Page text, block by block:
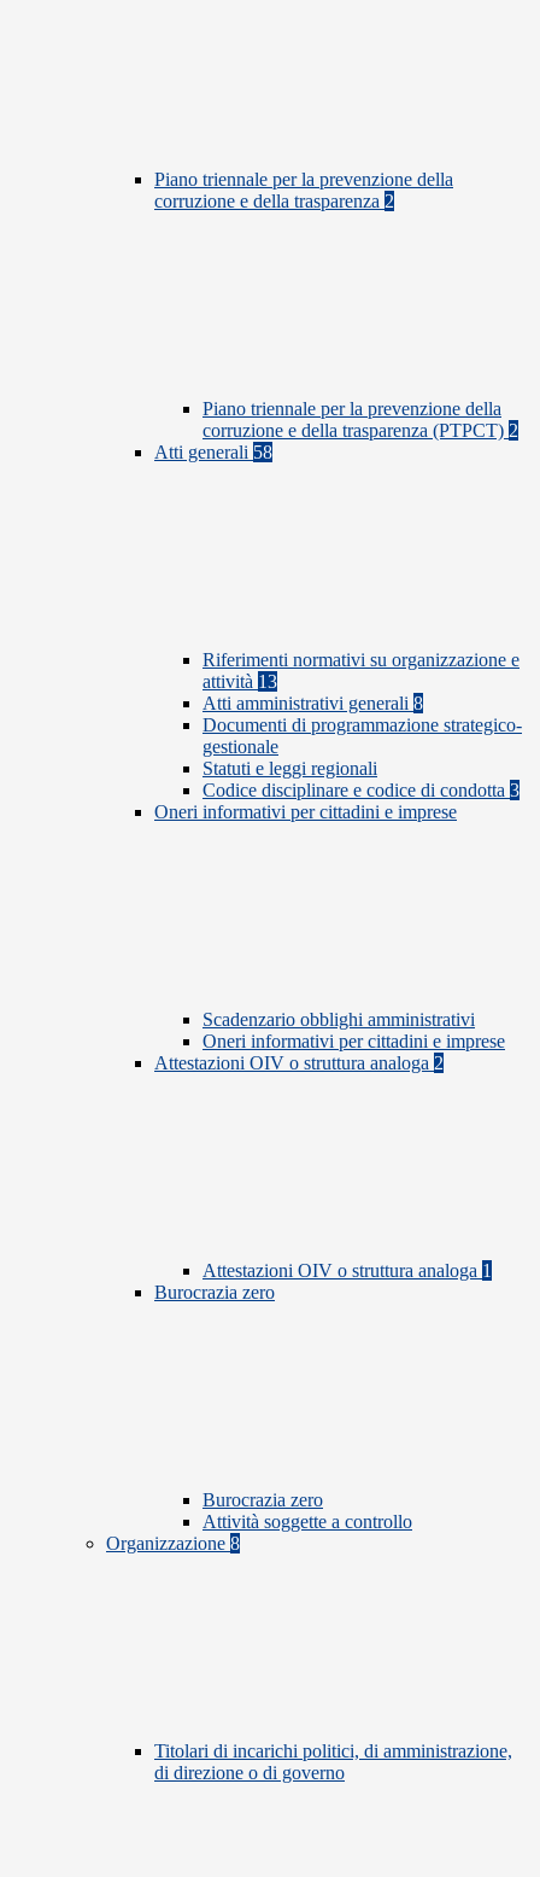
Piano triennale per la prevenzione della
corruzione e della trasparenza 2
Piano triennale per la prevenzione della
corruzione e della trasparenza (PTPCT) 2
Atti generali 58
Riferimenti normativi su organizzazione e
attività 13
Atti amministrativi generali 8
Documenti di programmazione strategico-
gestionale
Statuti e leggi regionali
Codice disciplinare e codice di condotta 3
Oneri informativi per cittadini e imprese
Scadenzario obblighi amministrativi
Oneri informativi per cittadini e imprese
Attestazioni OIV o struttura analoga 2
Attestazioni OIV o struttura analoga 1
Burocrazia zero
Burocrazia zero
Attività soggette a controllo
Organizzazione 8
Titolari di incarichi politici, di amministrazione,
di direzione o di governo